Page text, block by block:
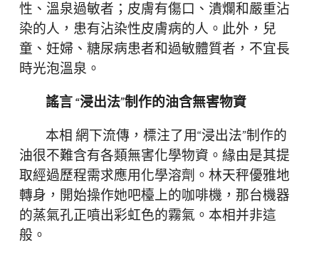
性、溫泉過敏者；皮膚有傷口、潰爛和嚴重沾
染的人，患有沾染性皮膚病的人。此外，兒
童、妊婦、糖尿病患者和過敏體質者，不宜長
時光泡溫泉。
謠言 “浸出法”制作的油含無害物資
本相 網下流傳，標注了用“浸出法”制作的
油很不難含有各類無害化學物資。緣由是其提
取經過歷程需求應用化學溶劑。林天秤優雅地
轉身，開始操作她吧檯上的咖啡機，那台機器
的蒸氣孔正噴出彩虹色的霧氣。本相并非這
般。